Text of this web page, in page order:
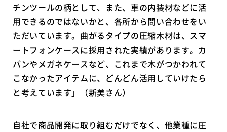
チンツールの柄として、また、車の内装材などに活
用できるのではないかと、各所から問い合わせをい
ただいています。曲がるタイプの圧縮木材は、スマ
ートフォンケースに採用された実績があります。カ
バンやメガネケースなど、これまで木がつかわれて
こなかったアイテムに、どんどん活用していけたら
と考えています」（新美さん）
自社で商品開発に取り組むだけでなく、他業種に圧